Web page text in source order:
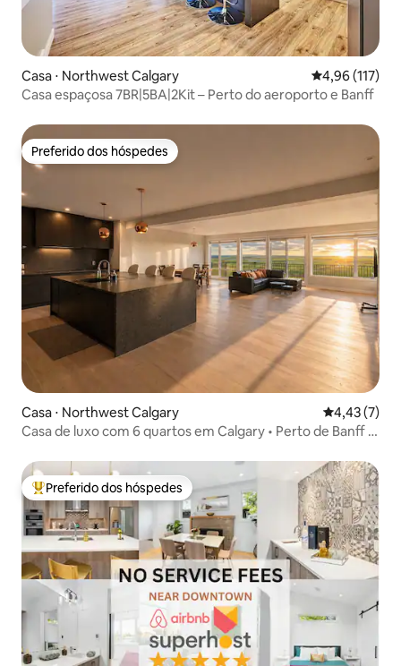
Casa ⋅ Northwest Calgary 4,96 de uma
4,96 (117)
Casa espaçosa 7BR|5BA|2Kit – Perto do aeroporto e Banff
Preferido dos hóspedes
Preferido dos hóspedes
Casa ⋅ Northwest Calgary 4,43 de
4,43 (7)
Casa de luxo com 6 quartos em Calgary • Perto de Banff •
Entre os melhores preferidos dos hóspedes
Preferido dos hóspedes